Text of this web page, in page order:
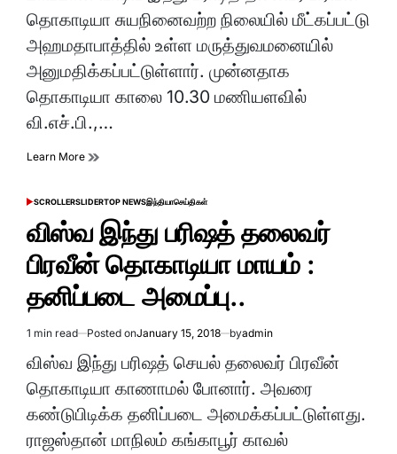
time
தொகாடியா சுயநினைவற்ற நிலையில் மீட்கப்பட்டு
அஹமதாபாத்தில் உள்ள மருத்துவமனையில்
அனுமதிக்கப்பட்டுள்ளார். முன்னதாக
தொகாடியா காலை 10.30 மணியளவில்
வி.எச்.பி.,…
Learn More
POSTED
SCROLLERSLIDERTOP NEWSஇந்தியாசெய்திகள்
விஸ்வ இந்து பரிஷத் தலைவர்
பிரவீன் தொகாடியா மாயம் :
தனிப்படை அமைப்பு..
Estimated
read
time
1 min read Posted onJanuary 15, 2018 byadmin
விஸ்வ இந்து பரிஷத் செயல் தலைவர் பிரவீன்
தொகாடியா காணாமல் போனார். அவரை
கண்டுபிடிக்க தனிப்படை அமைக்கப்பட்டுள்ளது.
ராஜஸ்தான் மாநிலம் கங்காபூர் காவல்